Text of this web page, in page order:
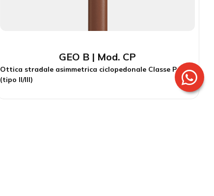
GEO B | Mod. CP
Ottica stradale asimmetrica ciclopedonale Classe P (tipo
II/III)